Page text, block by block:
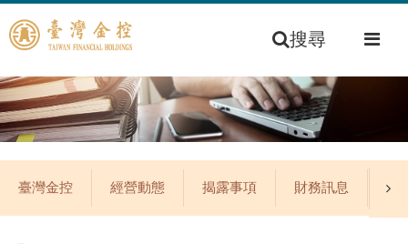
搜尋
臺灣金控 經營動態 揭露事項 財務訊息 公